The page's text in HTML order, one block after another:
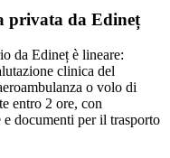
privata da Edineț
da Edineț è lineare:
clinica del
o volo di
entro 2 ore, con
documenti per il trasporto